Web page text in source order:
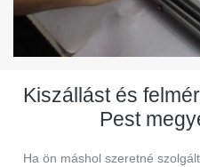
Kiszállást és
Pest
Ha ön máshol szeretné